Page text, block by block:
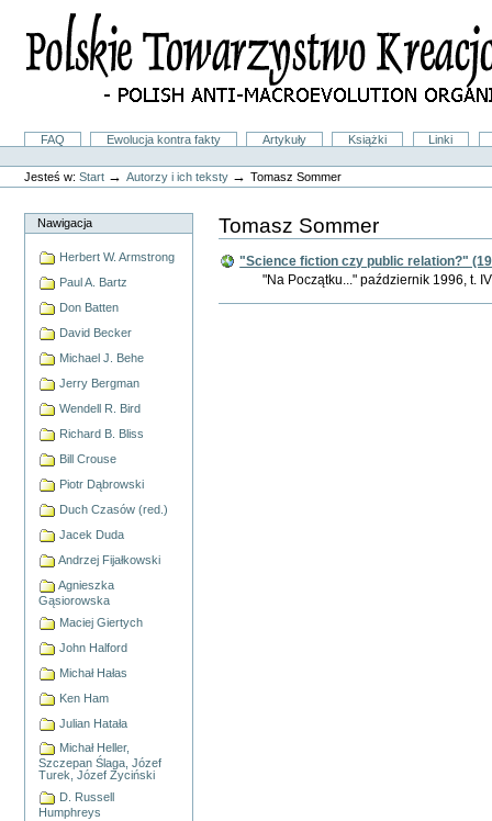
skróty
nawigacji
FAQ Ewolucja kontra fakty Artykuły Książki
Linki
Narzędzia
osobiste
Jesteś w: Start →Autorzy i ich teksty →Tomasz Sommer
Nawigacja
Herbert W. Armstrong
Paul A. Bartz
Don Batten
David Becker
Michael J. Behe
Jerry Bergman
Wendell R. Bird
Richard B. Bliss
Bill Crouse
Piotr Dąbrowski
Duch Czasów (red.)
Jacek Duda
Andrzej Fijałkowski
Agnieszka
Gąsiorowska
Maciej Giertych
John Halford
Michał Hałas
Ken Ham
Julian Hatała
Michał Heller,
Szczepan Ślaga, Józef
Turek, Józef Życiński
D. Russell
Humphreys
Tomasz Sommer
"Science fiction czy public relation?"
"Na Początku..." październik 1996, t.